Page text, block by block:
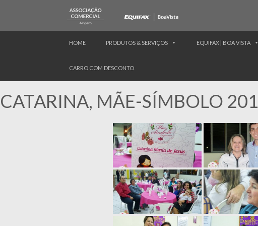
HOME PRODUTOS & SERVIÇOS EQUIFAX | BOA VISTA
CARRO COM DESCONTO
CATARINA, MÃE-SÍMBOLO